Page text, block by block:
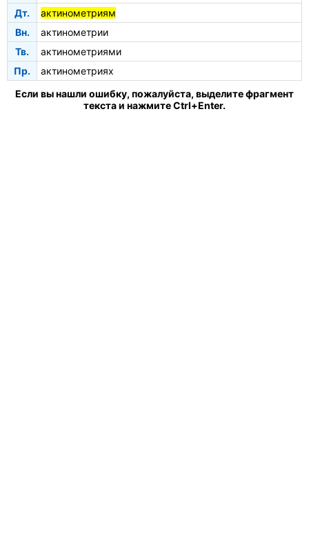
Дт.
актинометриям
Вн.
актинометрии
Тв.
актинометриями
Пр.
актинометриях
Если вы нашли ошибку, пожалуйста, выделите фрагмент
текста и нажмите Ctrl+Enter.